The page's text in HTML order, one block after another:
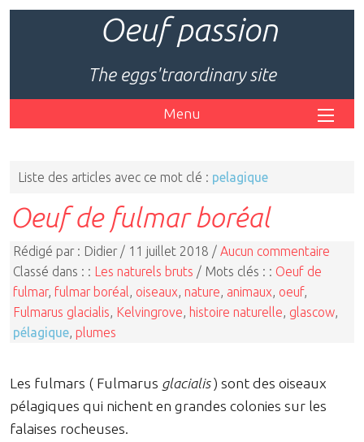
Oeuf passion
The eggs'traordinary site
Menu
Liste des articles avec ce mot clé : pelagique
Oeuf de fulmar boréal
Rédigé par : Didier / 11 juillet 2018 / Aucun commentaire
Classé dans : : Les naturels bruts / Mots clés : : Oeuf de
fulmar, fulmar boréal oiseaux nature animaux oeuf,
Fulmarus glacialis Kelvingrove histoire naturelle glascow
pélagique plumes
Les fulmars ( Fulmarus glacialis) sont des oiseaux
pélagiques qui nichent en grandes colonies sur les
falaises rocheuses.